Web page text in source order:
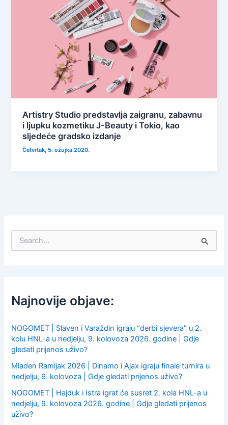
Artistry Studio predstavlja zaigranu, zabavnu
i ljupku kozmetiku J-Beauty i Tokio, kao
sljedeće gradsko izdanje
Četvrtak, 5. ožujka 2020.
f
o
:
Najnovije objave:
NOGOMET | Slaven i Varaždin igraju “derbi sjevera” u 2.
kolu HNL-a u nedjelju, 9. kolovoza 2026. godine | Gdje
gledati prijenos uživo?
Mladen Ramljak 2026 | Dinamo i Ajax igraju finale turnira u
nedjelju, 9. kolovoza | Gdje gledati prijenos uživo?
NOGOMET | Hajduk i Istra igrat će susret 2. kola HNL-a u
nedjelju, 9. kolovoza 2026. godine | Gdje gledati prijenos
uživo?